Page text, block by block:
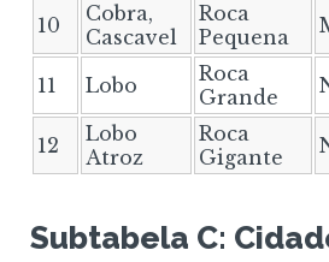
10
Cobra,
Cascavel
Roca
Pequena
11 Lobo
Roca
Grande
12
Lobo
Atroz
Roca
Gigante
Subtabela C: